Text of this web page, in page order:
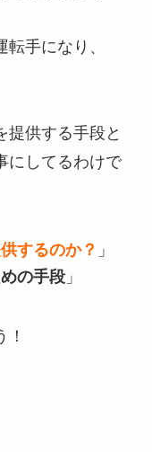
手になり、
提供する手段と
にしてるわけで
するのか？ 」
の手段」